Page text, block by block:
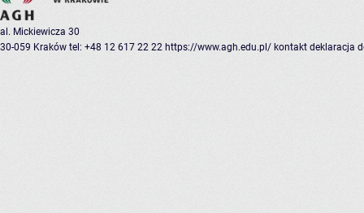
al. Mickiewicza 30
30-059 Kraków tel: +48 12 617 22 22 https://www.agh.edu.pl/ kontakt deklaracja